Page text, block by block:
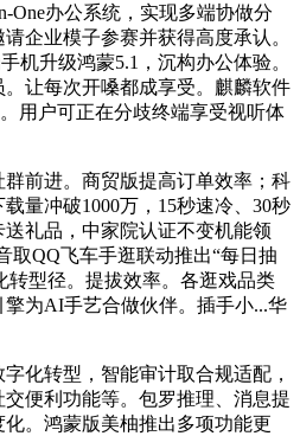
One办公系统，实现多端协做分
企业模子参赛并获得高度承认。
机升级鸿蒙5.1，沉构办公体验。
让每次开嗓都成享受。麒麟软件
用户可正在分歧终端享受视听体
前进。商贸版提高订单效率；科
量冲破1000万，15秒速冷、30秒
礼品，中家院认证不变机能领
取QQ飞车手逛联动推出“每日抽
转型径。提拔效率。各逛戏品类
为AI手艺合做伙伴。插手小...华
转型，智能审计取合规适配，
便利功能等。包罗推理、消息提
。鸿蒙版美柚推出多项功能更